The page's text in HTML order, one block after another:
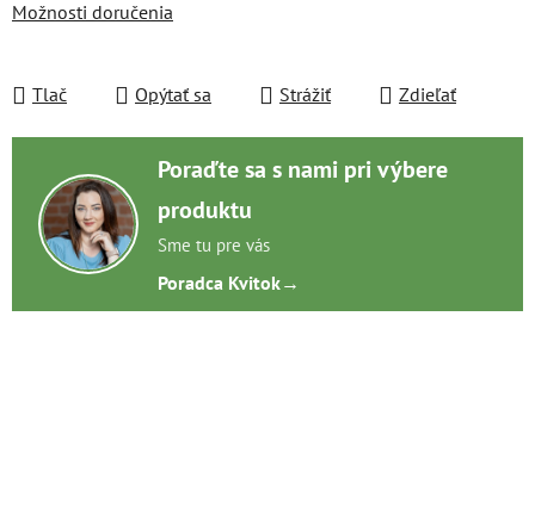
Možnosti doručenia
Tlač Opýtať sa Strážiť Zdieľať
Poraďte sa s nami pri výbere
produktu
Sme tu pre vás
Poradca Kvitok→